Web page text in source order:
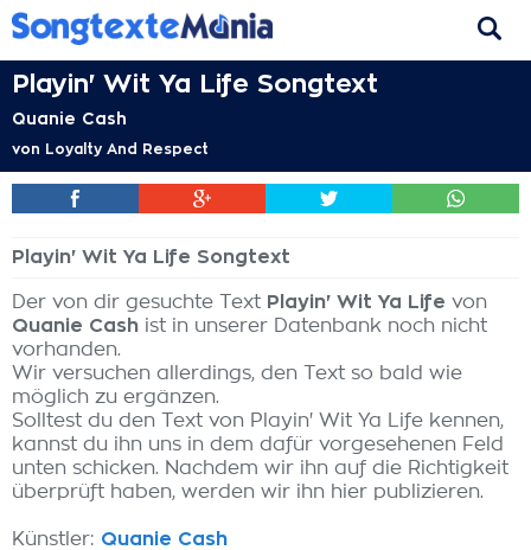
Playin' Wit Ya Life Songtext
Quanie Cash
von Loyalty And Respect
Playin' Wit Ya Life Songtext
Der von dir gesuchte Text Playin' Wit Ya Life von
Quanie Cash ist in unserer Datenbank noch nicht
vorhanden.
Wir versuchen allerdings, den Text so bald wie
möglich zu ergänzen.
Solltest du den Text von Playin' Wit Ya Life kennen,
kannst du ihn uns in dem dafür vorgesehenen Feld
unten schicken. Nachdem wir ihn auf die Richtigkeit
überprüft haben, werden wir ihn hier publizieren.
Künstler: Quanie Cash